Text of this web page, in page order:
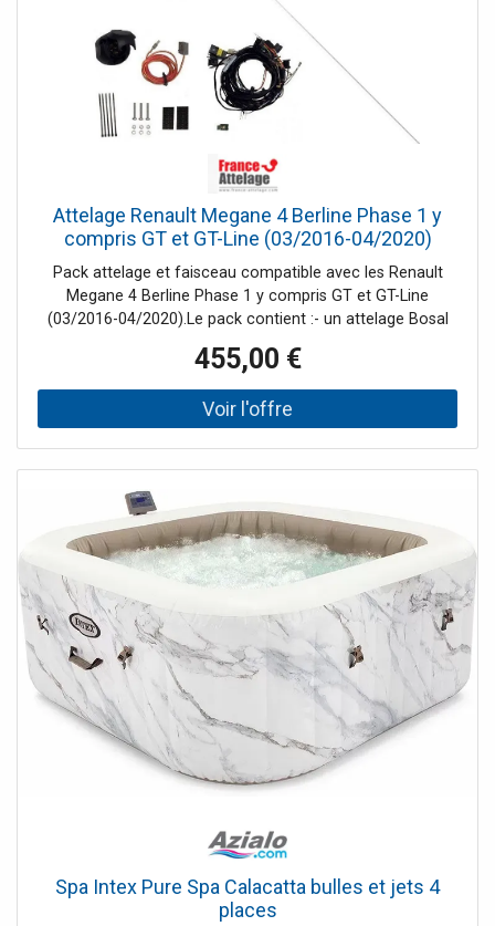
Attelage Renault Megane 4 Berline Phase 1 y
compris GT et GT-Line (03/2016-04/2020)
RDSOV + Faisceau spécifique 7 broches Erich
Jaeger
Pack attelage et faisceau compatible avec les Renault
Megane 4 Berline Phase 1 y compris GT et GT-Line
(03/2016-04/2020).Le pack contient :- un attelage Bosal
sans outil)- un faisceau spécifique 7 broches Erich Jaeger
737324Tout est livré complet et les notices de montage
sont incluses.L'attelage, également nommé attache
fiche technique.
455,00 €
Spa Intex Pure Spa Calacatta bulles et jets 4
places